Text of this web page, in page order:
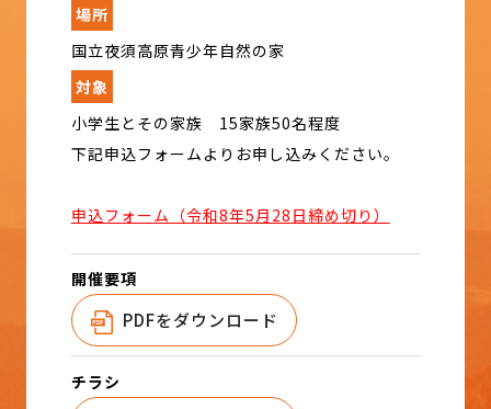
場所
国立夜須高原青少年自然の家
対象
小学生とその家族 15家族50名程度
下記申込フォームよりお申し込みください。
申込フォーム（令和8年5月28日締め切り）
開催要項
PDFをダウンロード
チラシ